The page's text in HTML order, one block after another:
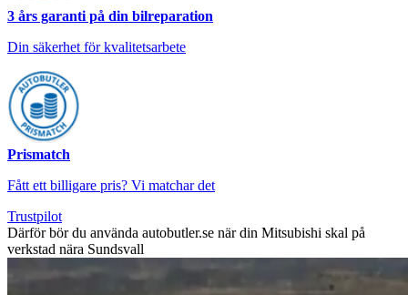
3 års garanti på din bilreparation
Din säkerhet för kvalitetsarbete
Prismatch
Fått ett billigare pris? Vi matchar det
Trustpilot
Därför bör du använda autobutler.se när din Mitsubishi skal på
verkstad nära Sundsvall